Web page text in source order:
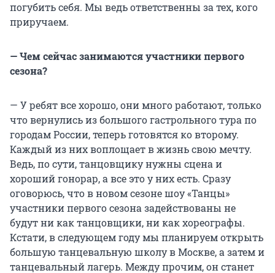
погубить себя. Мы ведь ответственны за тех, кого
приручаем.
— Чем сейчас занимаются участники первого
сезона?
— У ребят все хорошо, они много работают, только
что вернулись из большого гастрольного тура по
городам России, теперь готовятся ко второму.
Каждый из них воплощает в жизнь свою мечту.
Ведь, по сути, танцовщику нужны сцена и
хороший гонорар, а все это у них есть. Сразу
оговорюсь, что в новом сезоне шоу «Танцы»
участники первого сезона задействованы не
будут ни как танцовщики, ни как хореографы.
Кстати, в следующем году мы планируем открыть
большую танцевальную школу в Москве, а затем и
танцевальный лагерь. Между прочим, он станет